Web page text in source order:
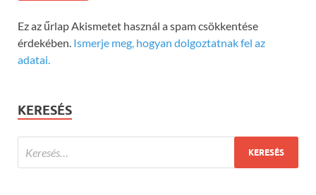
Ez az űrlap Akismetet használ a spam csökkentése
érdekében. Ismerje meg, hogyan dolgoztatnak fel az
adatai.
KERESÉS